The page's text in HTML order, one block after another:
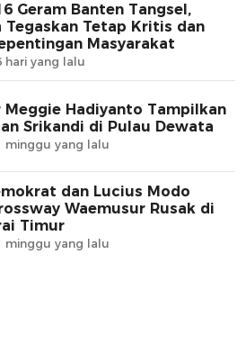
Geram Banten Tangsel,
Tegaskan Tetap Kritis dan
Masyarakat
hari yang lalu
Meggie Hadiyanto Tampilkan
Srikandi di Pulau Dewata
minggu yang lalu
dan Lucius Modo
Waemusur Rusak di
Timur
minggu yang lalu